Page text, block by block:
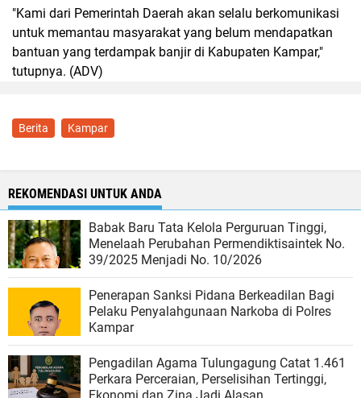
"Kami dari Pemerintah Daerah akan selalu berkomunikasi
untuk memantau masyarakat yang belum mendapatkan
bantuan yang terdampak banjir di Kabupaten Kampar,"
tutupnya. (ADV)
Berita Kampar
REKOMENDASI UNTUK ANDA
Babak Baru Tata Kelola Perguruan Tinggi,
Menelaah Perubahan Permendiktisaintek No.
39/2025 Menjadi No. 10/2026
Penerapan Sanksi Pidana Berkeadilan Bagi
Pelaku Penyalahgunaan Narkoba di Polres
Kampar
Pengadilan Agama Tulungagung Catat 1.461
Perkara Perceraian, Perselisihan Tertinggi,
Ekonomi dan Zina Jadi Alasan